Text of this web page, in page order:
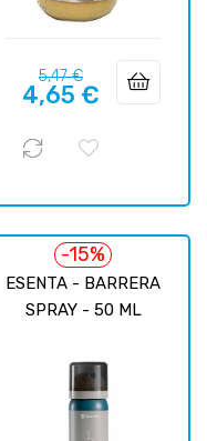
Precio
regular
5,47 €Precio
4,65 €
ESENTA - BARRERA
SPRAY - 50 ML
-15%